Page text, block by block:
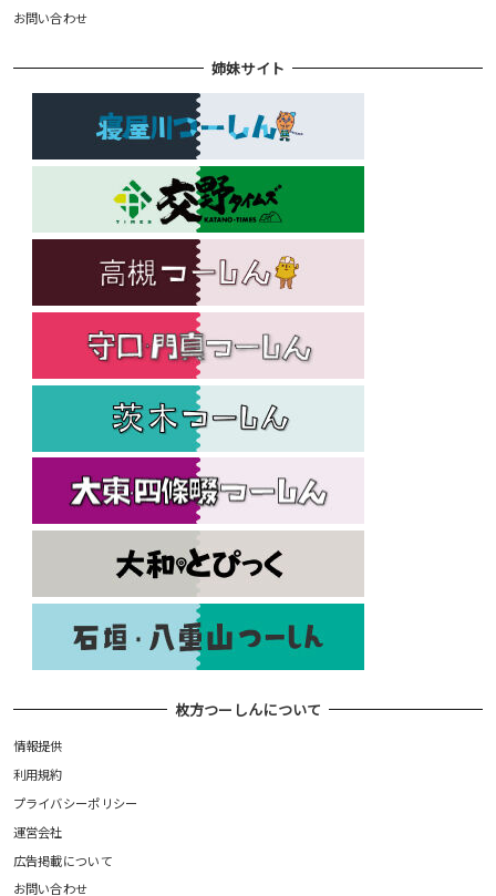
お問い合わせ
姉妹サイト
枚方つーしんについて
情報提供
利用規約
プライバシーポリシー
運営会社
広告掲載について
お問い合わせ